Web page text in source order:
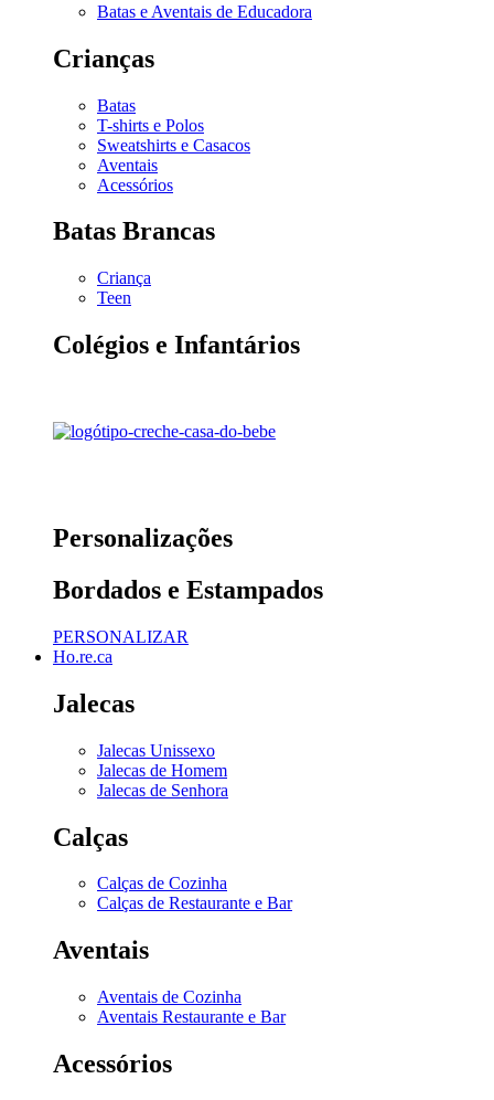
Batas e Aventais de Educadora
Crianças
Batas
T-shirts e Polos
Sweatshirts e Casacos
Aventais
Acessórios
Batas Brancas
Criança
Teen
Colégios e Infantários
Personalizações
Bordados e Estampados
PERSONALIZAR
Ho.re.ca
Jalecas
Jalecas Unissexo
Jalecas de Homem
Jalecas de Senhora
Calças
Calças de Cozinha
Calças de Restaurante e Bar
Aventais
Aventais de Cozinha
Aventais Restaurante e Bar
Acessórios